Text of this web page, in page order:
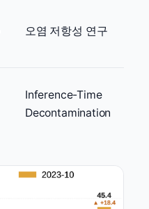
오염 저항성 연구
Inference-Time
Decontamination